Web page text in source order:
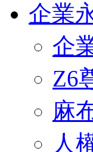
企業
企
Z6
麻
人